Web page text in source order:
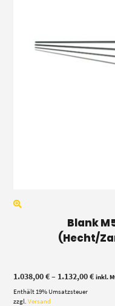
Blank
(Hecht/
1.038,00€– 1.132,00€ inkl.
Enthält 19% Umsatzsteuer
zzgl.Versand